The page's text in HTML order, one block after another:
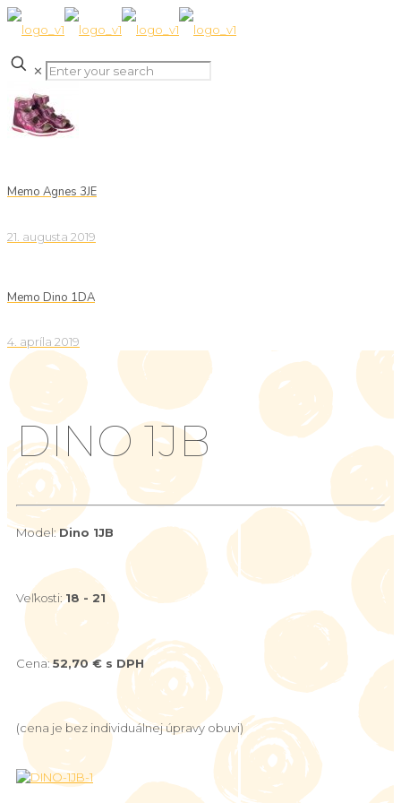
✕
Memo Agnes 3JE
21. augusta 2019
Memo Dino 1DA
4. apríla 2019
DINO 1JB
Model:Dino 1JB
Veľkosti:18 - 21
Cena:52,70 € s DPH
(cena je bez individuálnej úpravy obuvi)